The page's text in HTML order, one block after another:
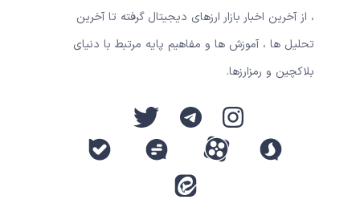
، از آخرین اخبار بازار ارزهای دیجیتال گرفته تا آخرین
تحلیل ها ، آموزش ها و مفاهیم پایه مرتبط با دنیای
بلاکچین و رمزارزها.